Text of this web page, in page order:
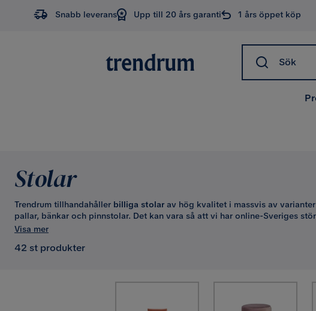
Snabb leverans Upp till 20 års garanti 1 års öppet köp
Sök
Stolar
Trendrum tillhandahåller billiga stolar av hög kvalitet i massvis av
pallar, bänkar och pinnstolar. Det kan vara så att vi har online-Sveriges
tusentals produkter inom denna kategori, därför känner vi oss säkra på att
Visa mer
42 st produkter